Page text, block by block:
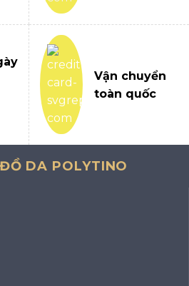
Vận chuyển
toàn quốc
ĐỒ DA POLYTINO